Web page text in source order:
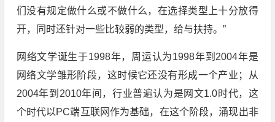
们没有规定做什么或不做什么，在选择类型上十分放得
开，同时还针对一些比较弱的类型，给与扶持。”
网络文学诞生于1998年，周运认为1998年到2004年是
网络文学雏形阶段，这时候它还没有形成一个产业；从
2004年到2010年间，行业普遍认为是网文1.0时代，这
个时代以PC端互联网作为基础，在这个阶段，涌现出非